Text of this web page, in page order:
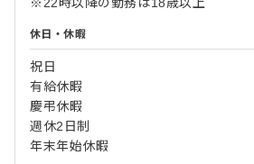
休日・休暇
祝日
有給休暇
慶弔休暇
週休2日制
年末年始休暇